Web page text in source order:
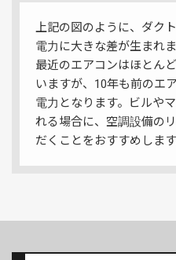
上記の図のように、ダク
電力に大きな差が生まれま
最近のエアコンはほとん
いますが、10年も前のエ
電力となります。ビルや
れる場合に、空調設備の
だくことをおすすめします